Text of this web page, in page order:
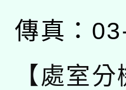
傳真：
【處室分